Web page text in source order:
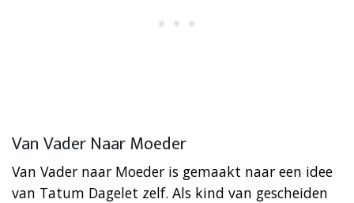
Van Vader Naar Moeder
Van Vader naar Moeder is gemaakt naar een idee
van Tatum Dagelet zelf. Als kind van gescheiden